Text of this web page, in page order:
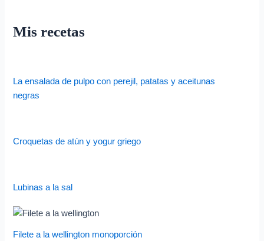
Mis recetas
La ensalada de pulpo con perejil, patatas y aceitunas
negras
Croquetas de atún y yogur griego
Lubinas a la sal
Filete a la wellington monoporción